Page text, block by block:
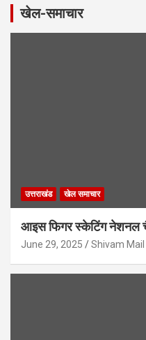
खेल-समाचार
उत्तराखंड खेल समाचार
आइस फिगर स्केटिंग नेशनल
June 29, 2025 Shivam Mail